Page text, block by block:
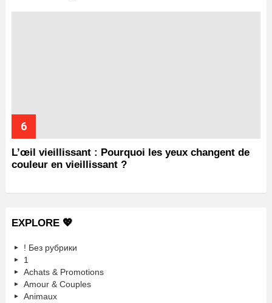
L’œil vieillissant : Pourquoi les yeux changent de
couleur en vieillissant ?
EXPLORE 💖
! Без рубрики
1
Achats & Promotions
Amour & Couples
Animaux